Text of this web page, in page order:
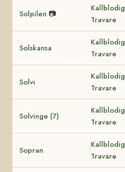
Solpilen 📷
Kallblodig
Travare
Solskansa
Kallblodig
Travare
Solvi
Kallblodig
Travare
Solvinge (7)
Kallblodig
Travare
Sopran
Kallblodig
Travare